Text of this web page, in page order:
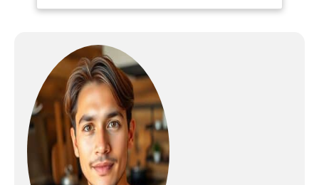
dans le nettoyage de
celui-ci. Le Micro-ondes
Bosch est doté d'un
éclairage Led intégrant
une horloge
électronique. Livraison : 1
x Micro-ondes Bosch /
Dimensions appareil